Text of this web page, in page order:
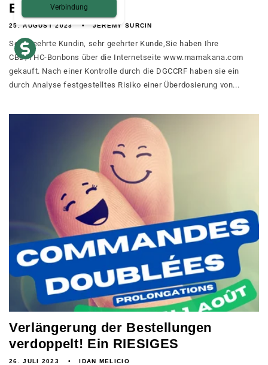
Bonbons
25. AUGUST 2023 JEREMY SURCIN
Sehr geehrte Kundin, sehr geehrter Kunde,Sie haben Ihre
CBD/THC-Bonbons über die Internetseite www.mamakana.com
gekauft. Nach einer Kontrolle durch die DGCCRF haben sie ein
durch Analyse festgestelltes Risiko einer Überdosierung von...
Verlängerung der Bestellungen
verdoppelt! Ein RIESIGES
26. JULI 2023 IDAN MELICIO
Verbindung